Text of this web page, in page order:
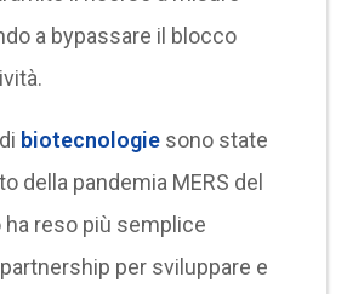
a bypassare il blocco
biotecnologiesono state
della pandemia MERS del
reso più semplice
per sviluppare e